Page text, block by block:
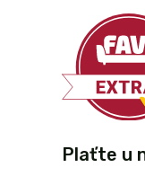
Plaťte u